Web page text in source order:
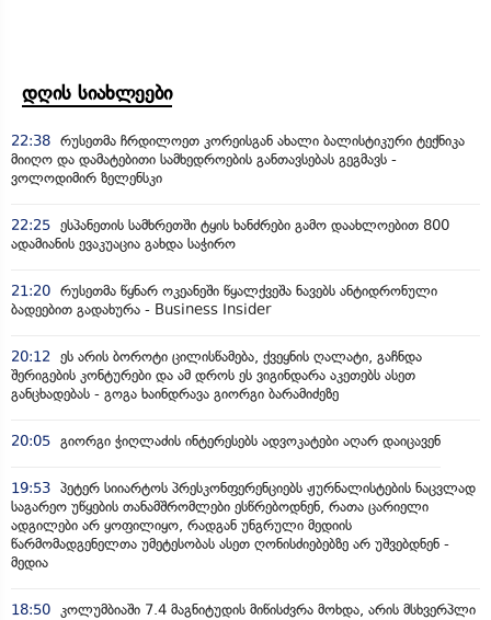
დღის სიახლეები
22:38 რუსეთმა ჩრდილოეთ კორეისგან ახალი ბალისტიკური ტექნიკა
მიიღო და დამატებითი სამხედროების განთავსებას გეგმავს -
ვოლოდიმირ ზელენსკი
22:25 ესპანეთის სამხრეთში ტყის ხანძრები გამო დაახლოებით 800
ადამიანის ევაკუაცია გახდა საჭირო
21:20 რუსეთმა წყნარ ოკეანეში წყალქვეშა ნავებს ანტიდრონული
ბადეებით გადახურა - Business Insider
20:12
ეს არის ბოროტი ცილისწამება, ქვეყნის ღალატი, გაჩნდა
შერიგების კონტურები და ამ დროს ეს ვიგინდარა აკეთებს ასეთ
განცხადებას - გოგა ხაინდრავა გიორგი ბარამიძეზე
20:05 გიორგი ჭიღლაძის ინტერესებს ადვოკატები აღარ დაიცავენ
19:53 პეტერ სიიარტოს პრესკონფერენციებს ჟურნალისტების ნაცვლად
საგარეო უწყების თანამშრომლები ესწრებოდნენ, რათა ცარიელი
ადგილები არ ყოფილიყო, რადგან უნგრული მედიის
წარმომადგენელთა უმეტესობას ასეთ ღონისძიებებზე არ უშვებდნენ -
მედია
18:50 კოლუმბიაში 7.4 მაგნიტუდის მიწისძვრა მოხდა, არის მსხვერპლი